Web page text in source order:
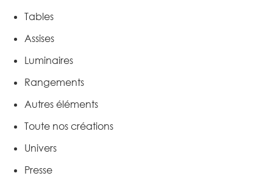
Tables
Assises
Luminaires
Rangements
Autres éléments
Toute nos créations
Univers
Presse